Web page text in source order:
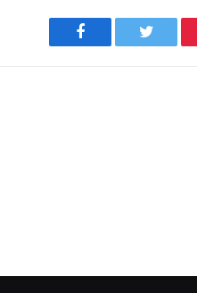
Facebook Twitter